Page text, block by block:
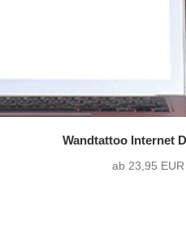
Wandtattoo Internet
ab 23,95 EUR